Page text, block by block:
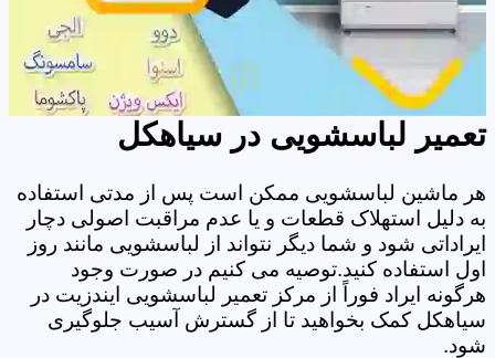
تعمیر لباسشویی در سیاهکل
هر ماشین لباسشویی ممکن است پس از مدتی استفاده
به دلیل استهلاک قطعات و یا عدم مراقبت اصولی دچار
ایراداتی شود و شما دیگر نتواند از لباسشویی مانند روز
اول استفاده کنید.توصیه می کنیم در صورت وجود
هرگونه ایراد فوراً از مرکز تعمیر لباسشویی ایندزیت در
سیاهکل کمک بخواهید تا از گسترش آسیب جلوگیری
شود.